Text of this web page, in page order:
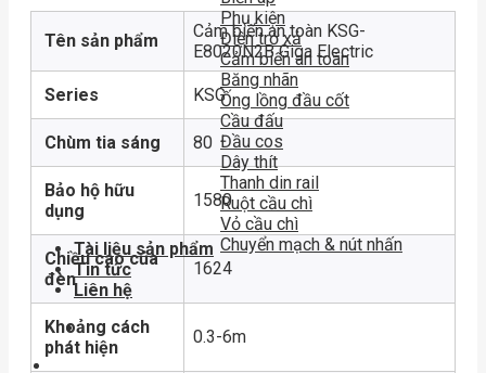
Phụ kiện
Điện trở xả
Cảm biến an toàn
Băng nhãn
Ống lồng đầu cốt
Cầu đấu
Đầu cos
Dây thít
Thanh din rail
Ruột cầu chì
Vỏ cầu chì
Chuyển mạch & nút nhấn
Tài liệu sản phẩm
Tin tức
Liên hệ
Tên sản phẩm
Cảm biến an toàn KSG-
E8020N2B Giga Electric
Series KSG
Chùm tia sáng 80
Bảo hộ hữu
dụng
1580
Chiều cao của
đèn
1624
Khoảng cách
phát hiện
0.3-6m